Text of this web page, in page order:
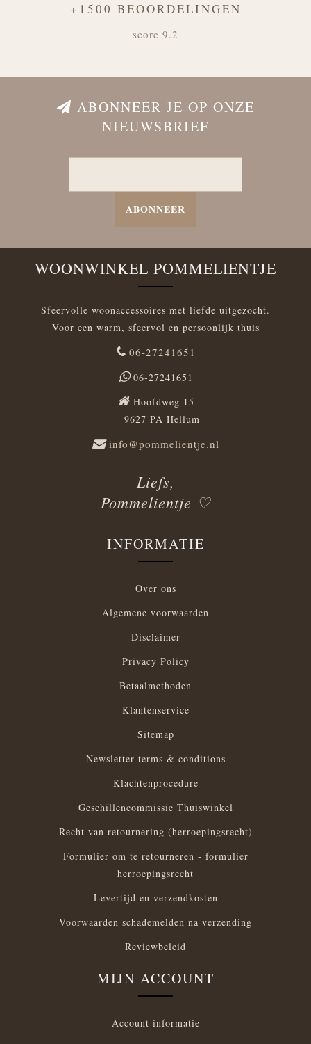
+1500 BEOORDELINGEN
score 9.2
ABONNEER JE OP ONZE
NIEUWSBRIEF
ABONNEER
WOONWINKEL POMMELIENTJE
Sfeervolle woonaccessoires met liefde uitgezocht.
Voor een warm, sfeervol en persoonlijk thuis
06-27241651
06-27241651
Hoofdweg 15
9627 PA Hellum
info@pommelientje.nl
Liefs,
Pommelientje ♡
INFORMATIE
Over ons
Algemene voorwaarden
Disclaimer
Privacy Policy
Betaalmethoden
Klantenservice
Sitemap
Newsletter terms & conditions
Klachtenprocedure
Geschillencommissie Thuiswinkel
Recht van retournering (herroepingsrecht)
Formulier om te retourneren - formulier
herroepingsrecht
Levertijd en verzendkosten
Voorwaarden schademelden na verzending
Reviewbeleid
MIJN ACCOUNT
Account informatie